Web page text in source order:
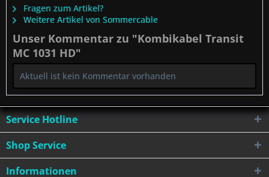
Fragen zum Artikel?
Weitere Artikel von Sommercable
Unser Kommentar zu "Kombikabel Transit
MC 1031 HD"
Aktuell ist kein Kommentar vorhanden
Service Hotline
Shop Service
Informationen